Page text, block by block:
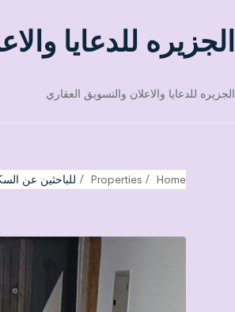
الجزيره للدعايا
الجزيره للدعايا والاعلان والتسويق العقاري
Home
Properties للباحثين عن